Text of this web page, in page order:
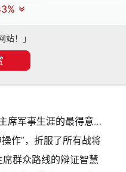
站！」
军事生涯的最得意之笔
作”，折服了所有战将
群众路线的辩证智慧